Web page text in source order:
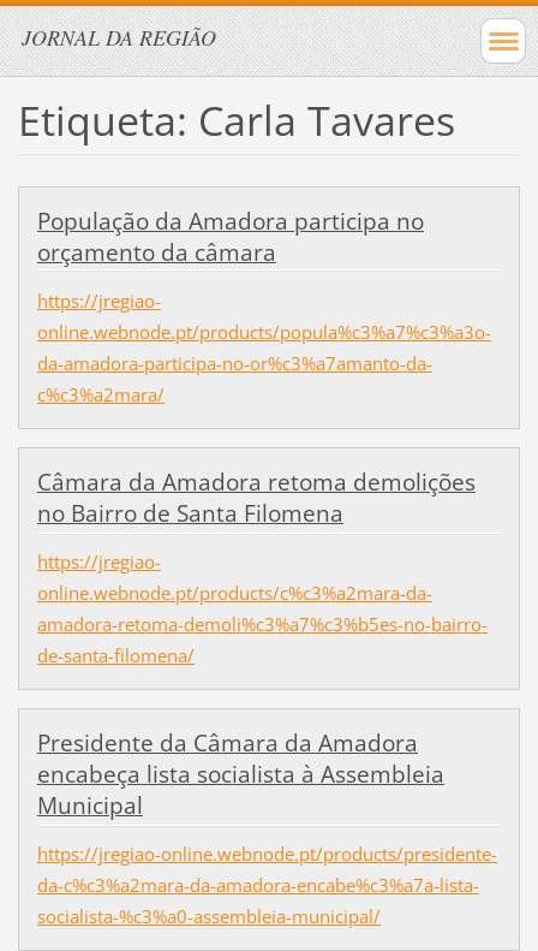
JORNAL DA REGIÃO
Etiqueta: Carla Tavares
População da Amadora participa no
orçamento da câmara
https://jregiao-
online.webnode.pt/products/popula%c3%a7%c3%a3o-
da-amadora-participa-no-or%c3%a7amanto-da-
c%c3%a2mara/
Câmara da Amadora retoma demolições
no Bairro de Santa Filomena
https://jregiao-
online.webnode.pt/products/c%c3%a2mara-da-
amadora-retoma-demoli%c3%a7%c3%b5es-no-bairro-
de-santa-filomena/
Presidente da Câmara da Amadora
encabeça lista socialista à Assembleia
Municipal
https://jregiao-online.webnode.pt/products/presidente-
da-c%c3%a2mara-da-amadora-encabe%c3%a7a-lista-
socialista-%c3%a0-assembleia-municipal/